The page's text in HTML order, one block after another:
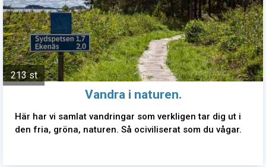
213 st
Vandra i naturen.
Här har vi samlat vandringar som verkligen tar dig ut i
den fria, gröna, naturen. Så ociviliserat som du vågar.